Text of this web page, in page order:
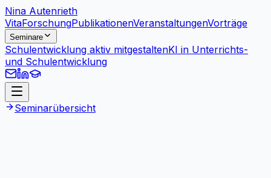
Nina Autenrieth
VitaForschungPublikationenVeranstaltungenVorträge
Seminare
Schulentwicklung aktiv mitgestaltenKI in Unterrichts-
und Schulentwicklung
Seminarübersicht